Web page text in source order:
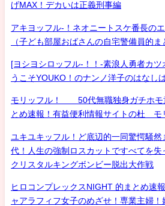
げMAX！デカいは正義刑事編
アキヨッフル-！ネオニートスケ番長の
（子ども部屋おばさんの自宅警備員的ま
[ヨシヨシロッフル-！！-素浪人勇者カツ
うこそYOUKO！のナンノ洋子のはなし
モリッフル！ 50代無職独身ガチホモ
とめ速報！有益便利情報サイトの杜 モ
ユキユキッフル！ど底辺的一同驚愕騒
代！人生の強制ロスカットですべてを
クリスタルキングボンビー脱出大作戦
ヒロコンプレックスNIGHT 的まとめ速
ャアラフィフ女子のめざせ！専業主婦！